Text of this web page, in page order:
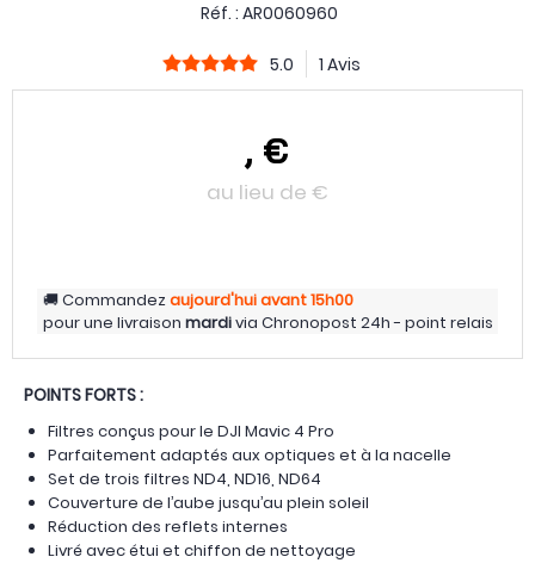
Réf. : AR0060960
5.0 1 Avis
, €
au lieu de €
Commandezaujourd'huiavant 15h00
pour une livraison mardivia Chronopost 24h - point relais
POINTS FORTS :
Filtres conçus pour le DJI Mavic 4 Pro
Parfaitement adaptés aux optiques et à la nacelle
Set de trois filtres ND4, ND16, ND64
Couverture de l’aube jusqu’au plein soleil
Réduction des reflets internes
Livré avec étui et chiffon de nettoyage